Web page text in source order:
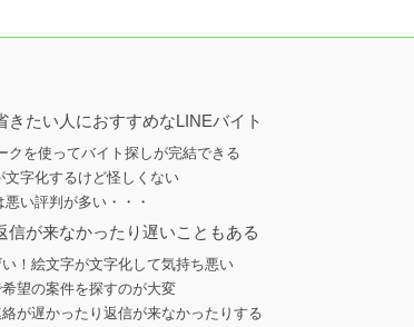
たい人におすすめなLINEバイト
クを使ってバイト探しが完結できる
字化するけど怪しくない
悪い評判が多い・・・
信が来なかったり遅いこともある
！絵文字が文字化して気持ち悪い
望の案件を探すのが大変
が遅かったり返信が来なかったりする